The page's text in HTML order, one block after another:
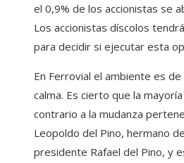
el 0,9% de los accionistas se
Los accionistas díscolos
para decidir si ejecutar esta
En Ferrovial el ambiente es
calma. Es cierto que la
contrario a la mudanza
Leopoldo del Pino, hermano
presidente Rafael del Pino, y